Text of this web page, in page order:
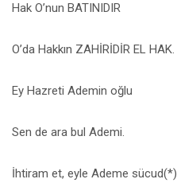
Hak O’nun BATINIDIR
O’da Hakkın ZAHİRİDİR EL HAK.
Ey Hazreti Ademin oğlu
Sen de ara bul Ademi.
İhtiram et, eyle Ademe sücud(*)